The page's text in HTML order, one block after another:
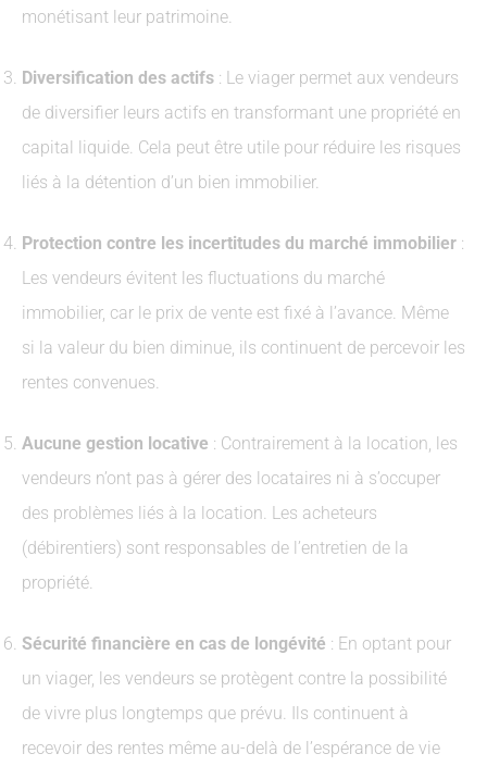
monétisant leur patrimoine.
Diversification des actifs : Le viager permet aux vendeurs
de diversifier leurs actifs en transformant une propriété en
capital liquide. Cela peut être utile pour réduire les risques
liés à la détention d’un bien immobilier.
Protection contre les incertitudes du marché immobilier :
Les vendeurs évitent les fluctuations du marché
immobilier, car le prix de vente est fixé à l’avance. Même
si la valeur du bien diminue, ils continuent de percevoir les
rentes convenues.
Aucune gestion locative : Contrairement à la location, les
vendeurs n’ont pas à gérer des locataires ni à s’occuper
des problèmes liés à la location. Les acheteurs
(débirentiers) sont responsables de l’entretien de la
propriété.
Sécurité financière en cas de longévité : En optant pour
un viager, les vendeurs se protègent contre la possibilité
de vivre plus longtemps que prévu. Ils continuent à
recevoir des rentes même au-delà de l’espérance de vie